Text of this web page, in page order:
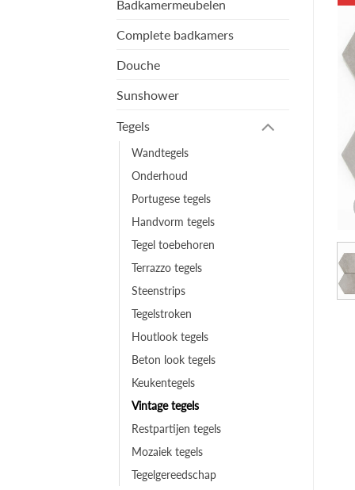
Badkamermeubelen
Complete badkamers
Douche
Sunshower
Tegels
Wandtegels
Onderhoud
Portugese tegels
Handvorm tegels
Tegel toebehoren
Terrazzo tegels
Steenstrips
Tegelstroken
Houtlook tegels
Beton look tegels
Keukentegels
Vintage tegels
Restpartijen tegels
Mozaiek tegels
Tegelgereedschap